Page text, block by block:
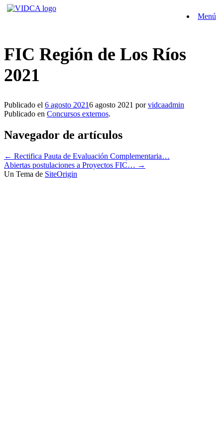
Saltar
Menú
FIC Región de Los Ríos
2021
Publicado el 6 agosto 20216 agosto 2021 porvidcaadmin
Publicado en Concursos externos.
Navegador de artículos
← Rectifica Pauta de Evaluación Complementaria…
Abiertas postulaciones a Proyectos FIC… →
Un Tema de SiteOrigin